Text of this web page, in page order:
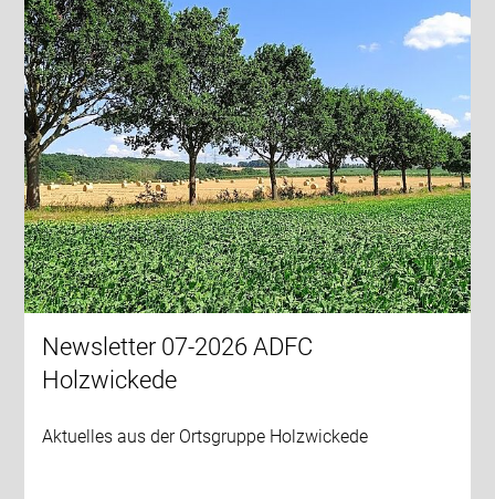
Newsletter 07-2026 ADFC
Holzwickede
Aktuelles aus der Ortsgruppe Holzwickede